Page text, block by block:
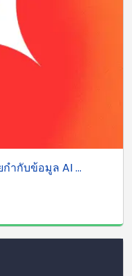
ำกับข้อมูล AI ...